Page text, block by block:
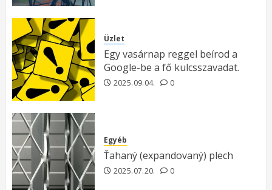
Üzlet
Egy vasárnap reggel beírod a
Google-be a fő kulcsszavadat.
2025.09.04. 0
Egyéb
Ťahaný (expandovaný) plech
2025.07.20. 0